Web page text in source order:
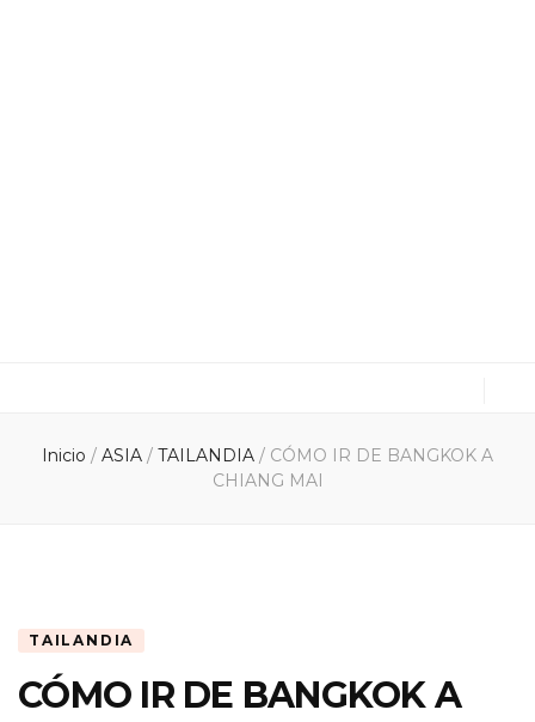
Inicio / ASIA / TAILANDIA / CÓMO IR DE BANGKOK A
CHIANG MAI
TAILANDIA
CÓMO IR DE BANGKOK A